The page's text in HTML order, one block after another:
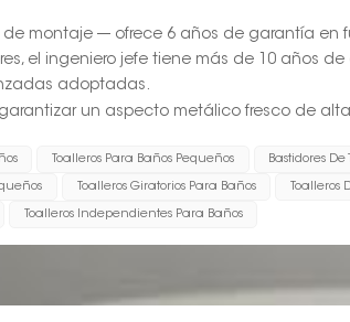
montaje --- ofrece 6 años de garantía en
el ingeniero jefe tiene más de 10 años de
adoptadas.
un aspecto metálico fresco de
Toalleros Para Baños Pequeños Bastidores
Toalleros Giratorios Para Baños Toalleros
Toalleros Independientes Para Baños